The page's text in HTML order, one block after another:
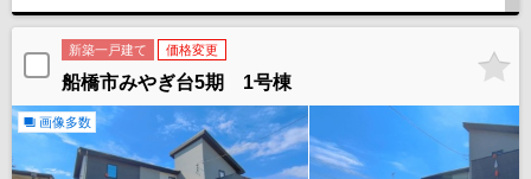
新築一戸建て 価格変更
船橋市みやぎ台5期 1号棟
画像多数